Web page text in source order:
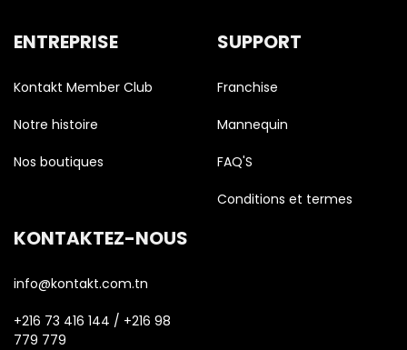
ENTREPRISE
Kontakt Member Club
Notre histoire
Nos boutiques
SUPPORT
Franchise
Mannequin
FAQ'S
Conditions et termes
KONTAKTEZ-NOUS
info@kontakt.com.tn
+216 73 416 144 / +216 98
779 779